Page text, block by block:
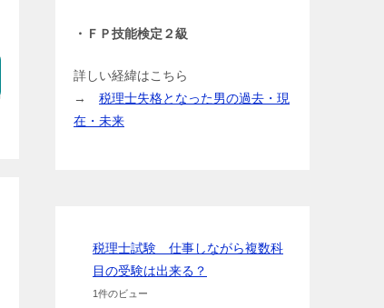
・ＦＰ技能検定２級
詳しい経緯はこちら
→ 税理士失格となった男の過去・現
在・未来
税理士試験 仕事しながら複数科
目の受験は出来る？
1件のビュー